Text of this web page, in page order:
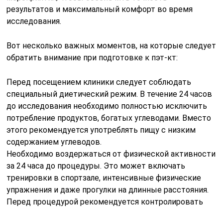
результатов и максимальный комфорт во время
исследования.
Вот несколько важных моментов, на которые следует
обратить внимание при подготовке к пэт-кт:
Перед посещением клиники следует соблюдать
специальный диетический режим. В течение 24 часов
до исследования необходимо полностью исключить
потребление продуктов, богатых углеводами. Вместо
этого рекомендуется употреблять пищу с низким
содержанием углеводов.
Необходимо воздержаться от физической активности
за 24 часа до процедуры. Это может включать
тренировки в спортзале, интенсивные физические
упражнения и даже прогулки на длинные расстояния.
Перед процедурой рекомендуется контролировать